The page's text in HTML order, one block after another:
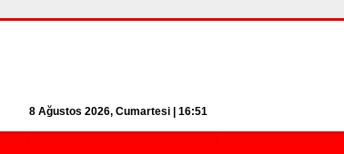
8 Ağustos 2026, Cumartesi | 16:51